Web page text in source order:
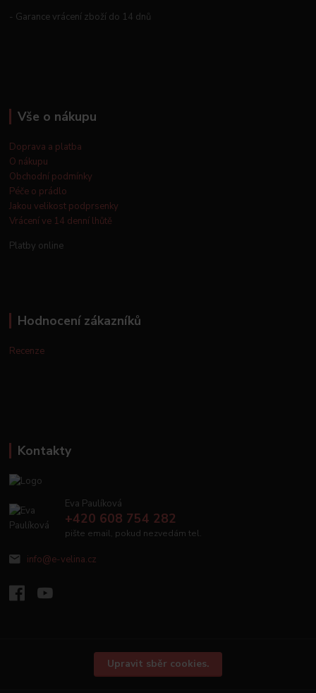
- Garance vrácení zboží do 14 dnů
Vše o nákupu
Doprava a platba
O nákupu
Obchodní podmínky
Péče o prádlo
Jakou velikost podprsenky
Vrácení ve 14 denní lhůtě
Platby online
Hodnocení zákazníků
Recenze
Kontakty
Eva Paulíková
+420 608 754 282
pište email, pokud nezvedám tel.
info@e-velina.cz
Upravit sběr cookies.